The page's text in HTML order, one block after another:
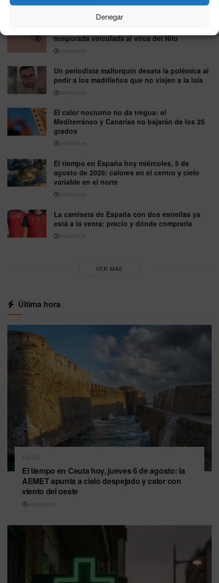
Denegar
temporada vinculada al virus del Nilo
05/08/2026
Un periodista mallorquín desata la polémica al
pedir a los madrileños que no viajen a la isla
05/08/2026
El calor nocturno no da tregua: el
Mediterráneo y Canarias no bajarán de los 25
grados
05/08/2026
El tiempo en España hoy miércoles, 5 de
agosto de 2026: calores en el centro y cielo
variable en el norte
05/08/2026
La camiseta de España con dos estrellas ya
está a la venta: precio y dónde comprarla
04/08/2026
VER MÁS
Última hora
CEUTA
El tiempo en Ceuta hoy, jueves 6 de agosto: la
AEMET apunta a cielo despejado y calor con
viento del oeste
06/08/2026